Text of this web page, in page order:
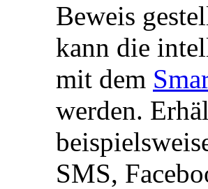
Beweis
kann die
mit dem
werden.
SMS,